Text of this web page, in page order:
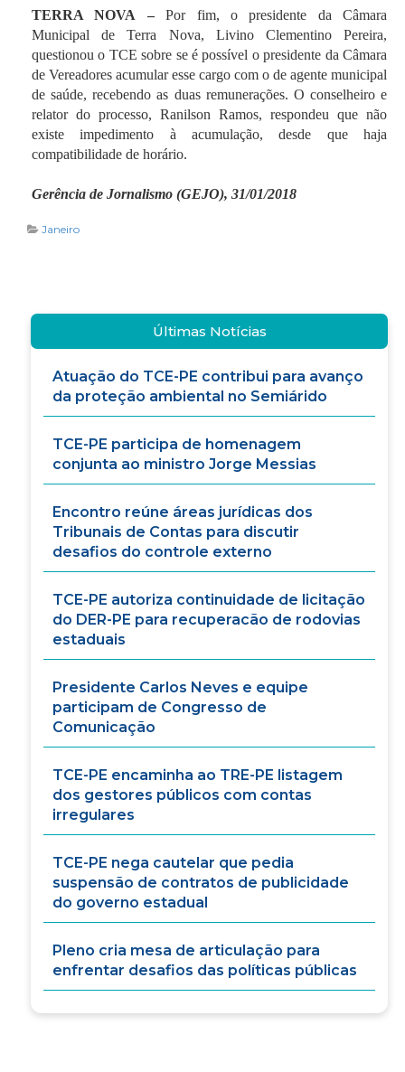
TERRA NOVA –Por fim, o presidente da Câmara
Municipal de Terra Nova, Livino Clementino Pereira,
questionou o TCE sobre se é possível o presidente da Câmara
de Vereadores acumular esse cargo com o de agente municipal
de saúde, recebendo as duas remunerações. O conselheiro e
relator do processo, Ranilson Ramos, respondeu que não
existe impedimento à acumulação, desde que haja
compatibilidade de horário.
Gerência de Jornalismo (GEJO), 31/01/2018
Janeiro
Últimas Notícias
Atuação do TCE-PE contribui para avanço
da proteção ambiental no Semiárido
TCE-PE participa de homenagem
conjunta ao ministro Jorge Messias
Encontro reúne áreas jurídicas dos
Tribunais de Contas para discutir
desafios do controle externo
TCE-PE autoriza continuidade de licitação
do DER-PE para recuperacão de rodovias
estaduais
Presidente Carlos Neves e equipe
participam de Congresso de
Comunicação
TCE-PE encaminha ao TRE-PE listagem
dos gestores públicos com contas
irregulares
TCE-PE nega cautelar que pedia
suspensão de contratos de publicidade
do governo estadual
Pleno cria mesa de articulação para
enfrentar desafios das políticas públicas